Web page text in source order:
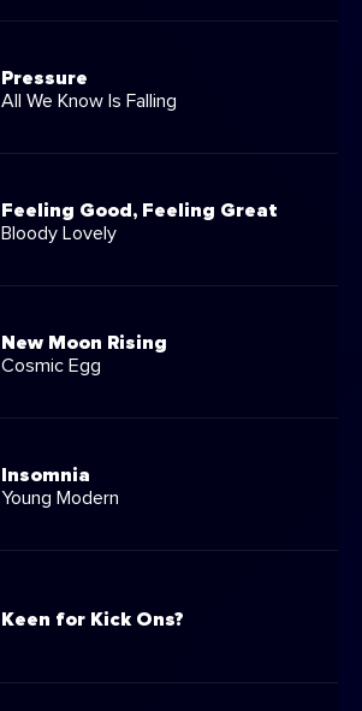
Pressure
All We Know Is Falling
Feeling Good, Feeling Great
Bloody Lovely
New Moon Rising
Cosmic Egg
Insomnia
Young Modern
Keen for Kick Ons?